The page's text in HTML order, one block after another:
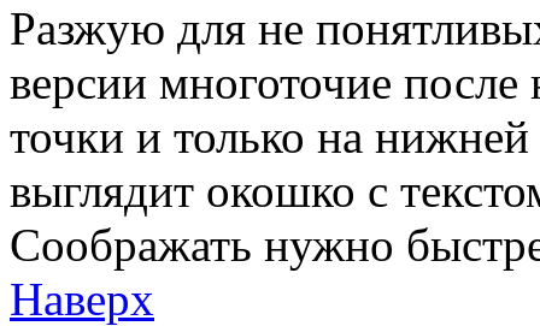
Разжую для не
версии многоточие
точки и только на
выглядит окошко с
Соображать нужно
Наверх